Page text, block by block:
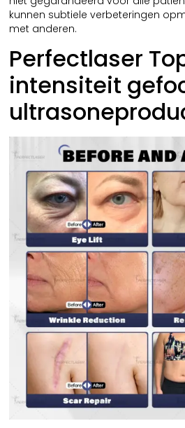
kunnen subtiele verbeteringen
met anderen.
Perfectlaser
intensiteit